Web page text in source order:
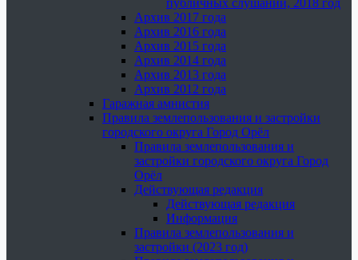
публичных слушаний, 2018 год
Архив 2017 года
Архив 2016 года
Архив 2015 года
Архив 2014 года
Архив 2013 года
Архив 2012 года
Гаражная амнистия
Правила землепользования и застройки
городского округа Город Орёл
Правила землепользования и
застройки городского округа Город
Орёл
Действующая редакция
Действующая редакция
Информация
Правила землепользования и
застройки (2023 год)